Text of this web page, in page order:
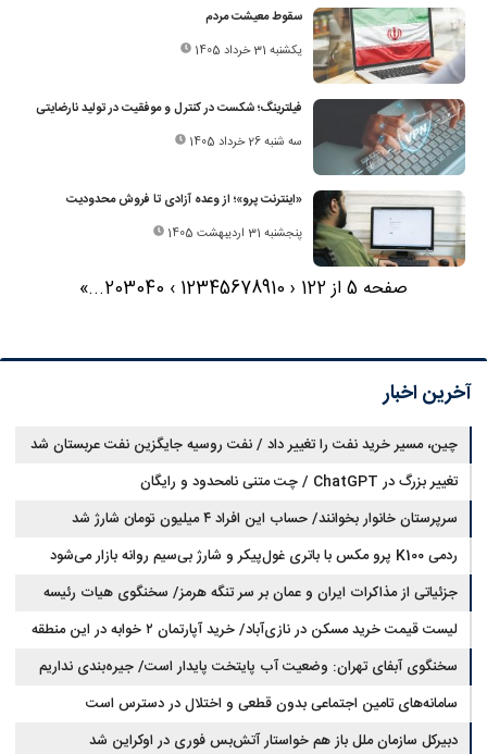
سقوط معیشت مردم
یکشنبه 31 خرداد 1405
فیلترینگ؛ شکست در کنترل و موفقیت در تولید نارضایتی
سه شنبه 26 خرداد 1405
«اینترنت پرو»؛ از وعده آزادی تا فروش محدودیت
پنجشنبه 31 اردیبهشت 1405
صفحه 5 از 122 ‹
12345678910
›
203040
...
»
آخرین اخبار
چین، مسیر خرید نفت را تغییر داد / نفت روسیه جایگزین نفت عربستان شد
تغییر بزرگ در ChatGPT / چت متنی نامحدود و رایگان
سرپرستان خانوار بخوانند/ حساب این افراد ۴ میلیون تومان شارژ شد
ردمی K100 پرو مکس با باتری غول‌پیکر و شارژ بی‌سیم روانه بازار می‌شود
جزئیاتی از مذاکرات ایران و عمان بر سر تنگه هرمز/ سخنگوی هیات رئیسه
مجلس: بیانیه‌ای شامل تصحیح مسیر تردد دریایی در تنگه، در آستانه نهایی شدن
است
لیست قیمت خرید مسکن در نازی‌آباد/ خرید آپارتمان ۲ خوابه در این منطقه
چقدر سرمایه نیاز دارد؟ + جدول مردادماه ۱۴۰۵
سخنگوی آبفای تهران: وضعیت آب پایتخت پایدار است/ جیره‌بندی نداریم
سامانه‌های تامین اجتماعی بدون قطعی و اختلال در دسترس است
دبیرکل سازمان ملل باز هم خواستار آتش‌بس فوری در اوکراین شد